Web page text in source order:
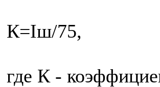
К=Iш/75,
где К -